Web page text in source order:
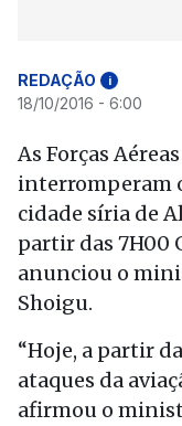
REDAÇÃO i
18/10/2016 - 6:00
As Forças
interromperam
cidade síria de
partir das 7H00
anunciou o
Shoigu.
“Hoje, a partir
ataques da
afirmou o